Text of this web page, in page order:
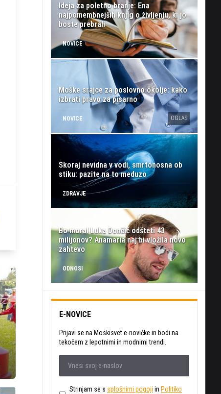
Ideja za poletno branje: Ena
najpomembnejših knjig o življenju, ki jo
boste prebrali
NOVICE
Moške srajce za poslovno okolje: kako
izbrati pravo za pisarno
NOVICE OGLAS
Skoraj nevidna v vodi, smrtonosna ob
stiku: pazite na to meduzo
ZDRAVJE
Bo moral Luka Dončić odšteti 43
milijonov? Anamaria naj bi vložila novo
zahtevo
ODNOSI
E-NOVICE
Prijavi se na Moskisvet e-novičke in bodi na
tekočem z lepotnimi in modnimi trendi.
Strinjam se s splošnimi pogoji in Politiko